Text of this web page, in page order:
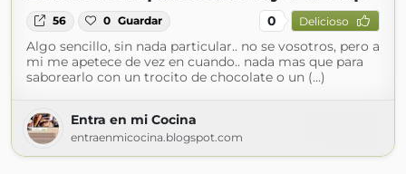
56 0 Guardar 0 Delicioso
Algo sencillo, sin nada particular.. no se vosotros, pero a
mi me apetece de vez en cuando.. nada mas que para
saborearlo con un trocito de chocolate o un (...)
Entra en mi Cocina
entraenmicocina.blogspot.com